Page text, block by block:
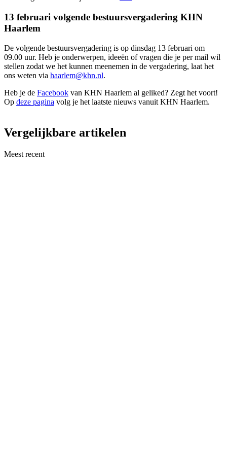
13 februari volgende bestuursvergadering KHN
Haarlem
De volgende bestuursvergadering is op dinsdag 13 februari om
09.00 uur. Heb je onderwerpen, ideeën of vragen die je per mail wil
stellen zodat we het kunnen meenemen in de vergadering, laat het
ons weten via haarlem@khn.nl.
Heb je de Facebook van KHN Haarlem al geliked? Zegt het voort!
Op deze pagina volg je het laatste nieuws vanuit KHN Haarlem.
Vergelijkbare artikelen
Meest recent